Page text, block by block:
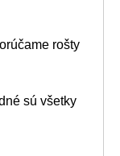
rošty
sú všetky